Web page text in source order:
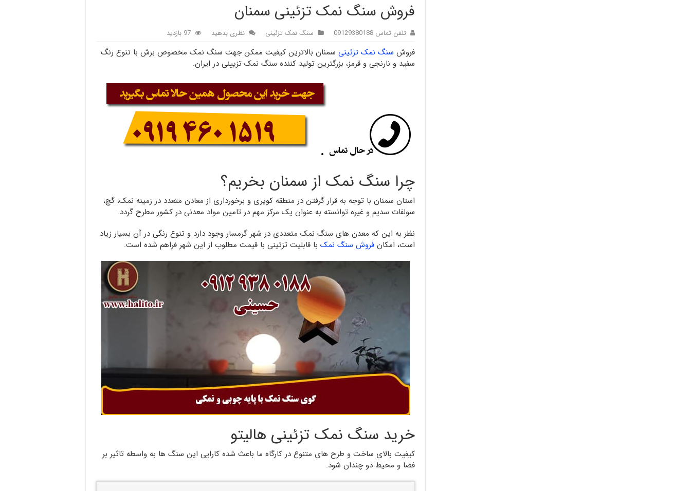
فروش سنگ نمک تزئینی سمنان
تلفن تماس 09129380188 سنگ نمک تزئینی نظری بدهید 97 بازدید
فروش سنگ نمک تزئینی سمنان بالاترین کیفیت ممکن جهت سنگ نمک مخصوص برش با تنوع رنگ
سفید و نارنجی و قرمز، بزرگترین تولید کننده سنگ نمک تزیینی در ایران.
چرا سنگ نمک از سمنان بخریم؟
استان سمنان با توجه به قرار گرفتن در منطقه کویری و برخورداری از معادن متعدد در زمینه نمک، گچ،
سولفات سدیم و غیره توانسته به عنوان یک مرکز مهم در تامین مواد معدنی در کشور مطرح گردد.
نظر به این که معدن های سنگ نمک متعددی در شهر گرمسار وجود دارد و تنوع رنگی در آن بسیار زیاد
است، امکان فروش سنگ نمک با قابلیت تزئینی با قیمت مطلوب از این شهر فراهم شده است.
خرید سنگ نمک تزئینی هالیتو
کیفیت بالای ساخت و طرح های متنوع در کارگاه ما باعث شده کارایی این سنگ ها به واسطه تاثیر بر
فضا و محیط دو چندان شود.